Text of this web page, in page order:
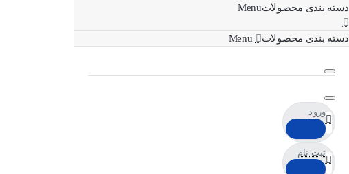
دسته بندی محصولات
دسته بندی محصولات
ورود
ثبت نام